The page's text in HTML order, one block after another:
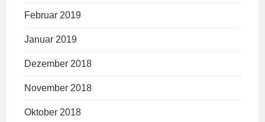
Februar 2019
Januar 2019
Dezember 2018
November 2018
Oktober 2018